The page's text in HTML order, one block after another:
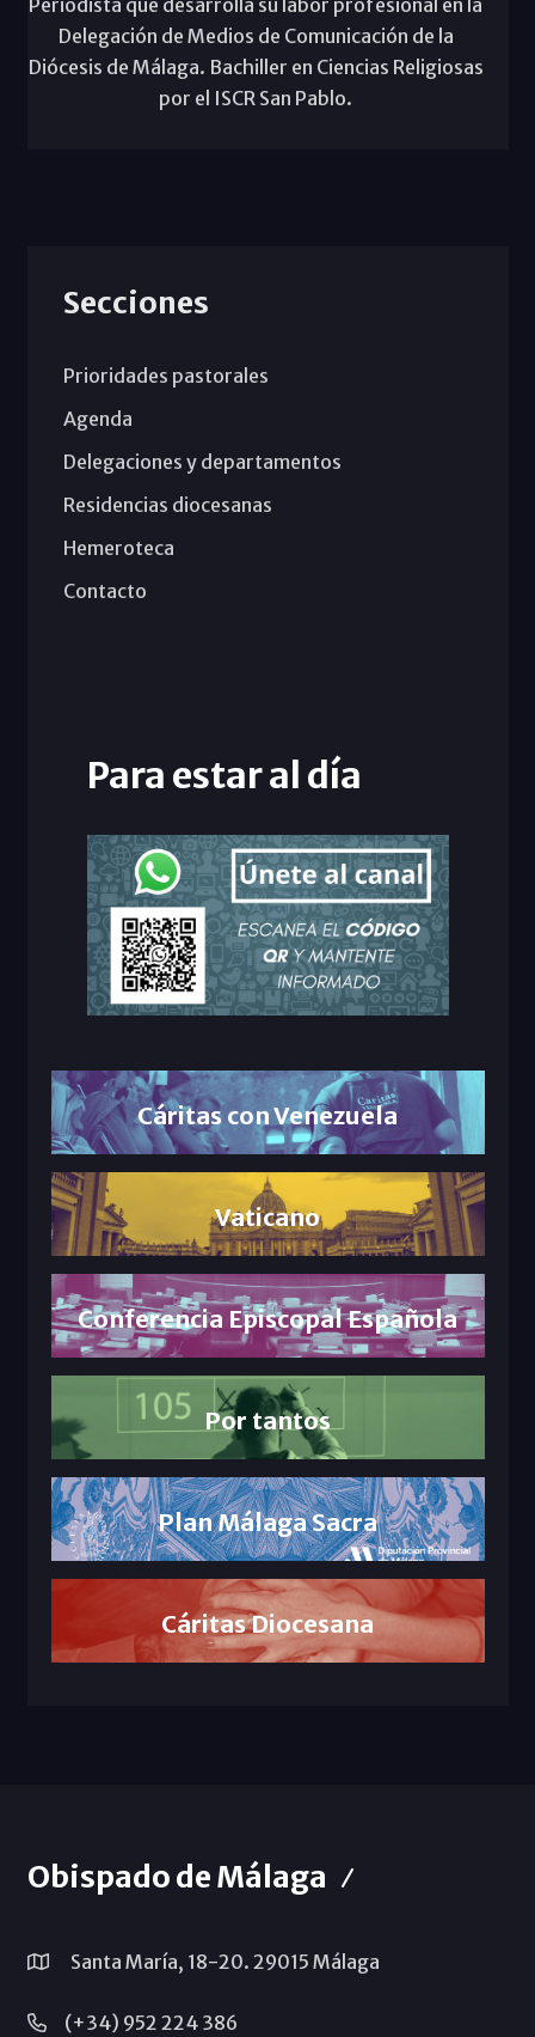
Delegación de Medios de Comunicación de la
Diócesis de Málaga. Bachiller en Ciencias Religiosas
por el ISCR San Pablo.
Secciones
Prioridades pastorales
Agenda
Delegaciones y departamentos
Residencias diocesanas
Hemeroteca
Contacto
Para estar al día
Cáritas con Venezuela
Vaticano
Conferencia Episcopal Española
Por tantos
Plan Málaga Sacra
Cáritas Diocesana
Obispado de Málaga
Santa María, 18-20. 29015 Málaga
(+34) 952 224 386